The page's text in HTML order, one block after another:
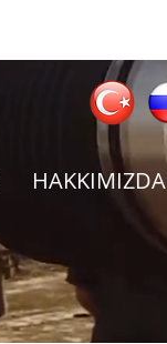
HAKKIMIZDA